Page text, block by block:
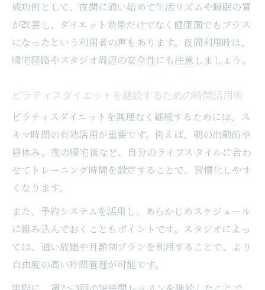
成功例として、夜間に通い始めて生活リズムや睡眠の質
が改善し、ダイエット効果だけでなく健康面でもプラス
になったという利用者の声もあります。夜間利用時は、
帰宅経路やスタジオ周辺の安全性にも注意しましょう。
ピラティスダイエットを継続するための時間活用術
ピラティスダイエットを無理なく継続するためには、ス
キマ時間の有効活用が重要です。例えば、朝の出勤前や
昼休み、夜の帰宅後など、自分のライフスタイルに合わ
せてトレーニング時間を設定することで、習慣化しやす
くなります。
また、予約システムを活用し、あらかじめスケジュール
に組み込んでおくこともポイントです。スタジオによっ
ては、通い放題や月額制プランを利用することで、より
自由度の高い時間管理が可能です。